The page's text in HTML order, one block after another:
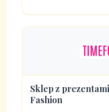
Sklep z
Fashion